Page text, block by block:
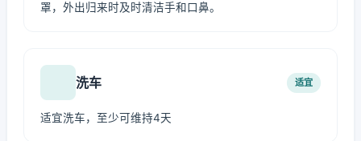
罩，外出归来时及时清洁手和口鼻。
洗车 适宜
适宜洗车，至少可维持4天